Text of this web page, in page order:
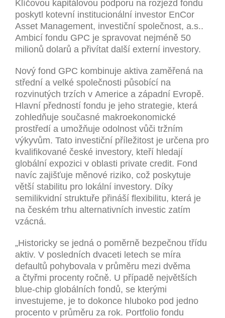
Klíčovou kapitálovou podporu na rozjezd fondu
poskytl kotevní institucionální investor EnCor
Asset Management, investiční společnost, a.s..
Ambicí fondu GPC je spravovat nejméně 50
milionů dolarů a přivítat další externí investory.
Nový fond GPC kombinuje aktiva zaměřená na
střední a velké společnosti působící na
rozvinutých trzích v Americe a západní Evropě.
Hlavní předností fondu je jeho strategie, která
zohledňuje současné makroekonomické
prostředí a umožňuje odolnost vůči tržním
výkyvům. Tato investiční příležitost je určena pro
kvalifikované české investory, kteří hledají
globální expozici v oblasti private credit. Fond
navíc zajišťuje měnové riziko, což poskytuje
větší stabilitu pro lokální investory. Díky
semilikvidní struktuře přináší flexibilitu, která je
na českém trhu alternativních investic zatím
vzácná.
„Historicky se jedná o poměrně bezpečnou třídu
aktiv. V posledních dvaceti letech se míra
defaultů pohybovala v průměru mezi dvěma
a čtyřmi procenty ročně. U případě největších
blue-chip globálních fondů, se kterými
investujeme, je to dokonce hluboko pod jedno
procento v průměru za rok. Portfolio fondu